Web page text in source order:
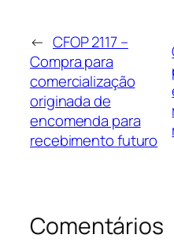
← CFOP 2117 –
Compra para
comercialização
originada de
encomenda para
recebimento futuro
Comentários